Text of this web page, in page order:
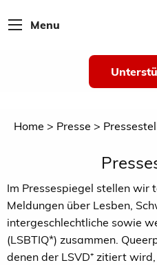
Menu
Home Presse
Im Pressespiegel stellen wir
Meldungen über Lesben,
intergeschlechtliche sowie
(LSBTIQ*) zusammen.
denen der LSVD⁺ zitiert